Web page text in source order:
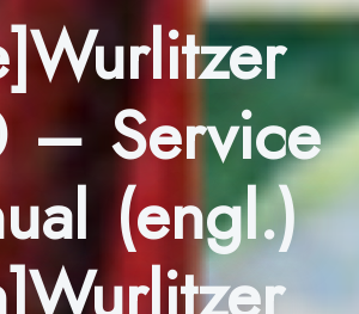
– Service
(engl.)